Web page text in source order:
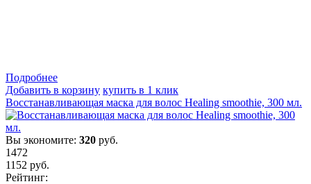
Подробнеe
Добавить в корзину купить в 1 клик
Восстанавливающая маска для волос Healing smoothie, 300 мл.
Вы экономите: 320 руб.
1472
1152 руб.
Рейтинг: